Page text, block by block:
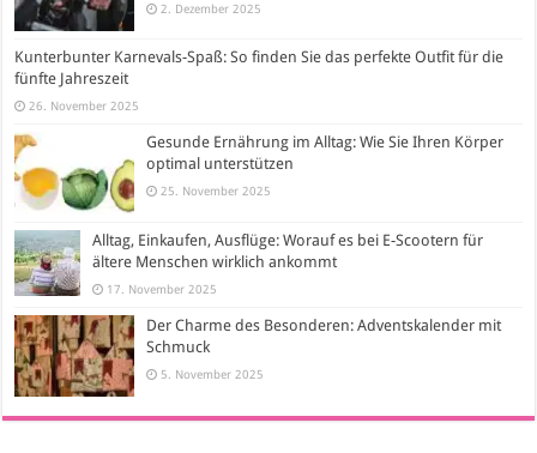
2. Dezember 2025
Kunterbunter Karnevals-Spaß: So finden Sie das perfekte Outfit für die
fünfte Jahreszeit
26. November 2025
Gesunde Ernährung im Alltag: Wie Sie Ihren Körper
optimal unterstützen
25. November 2025
Alltag, Einkaufen, Ausflüge: Worauf es bei E-Scootern für
ältere Menschen wirklich ankommt
17. November 2025
Der Charme des Besonderen: Adventskalender mit
Schmuck
5. November 2025